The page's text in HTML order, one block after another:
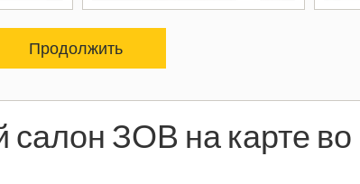
Продолжить
ЗОВ на карте